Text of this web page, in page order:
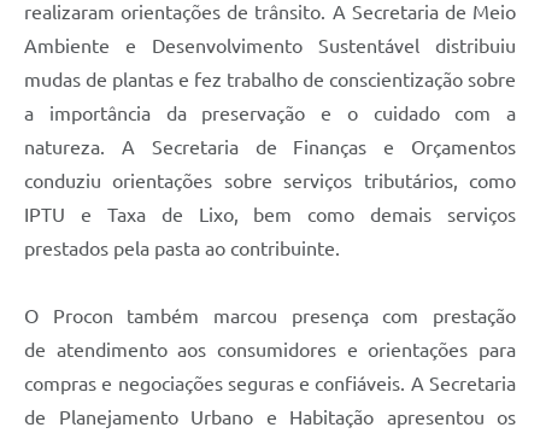
realizaram orientações de trânsito. A Secretaria de Meio
Ambiente e Desenvolvimento Sustentável distribuiu
mudas de plantas e fez trabalho de conscientização sobre
a importância da preservação e o cuidado com a
natureza. A Secretariade Finanças e Orçamentos
conduziu orientações sobre serviços tributários, como
IPTU e Taxa de Lixo, bem como demais serviços
prestados pela pasta ao contribuinte.
O Procon também marcou presença com prestação
de atendimento aos consumidores e orientações para
compras e negociações seguras e confiáveis. A Secretaria
de Planejamento Urbano e Habitação apresentou os